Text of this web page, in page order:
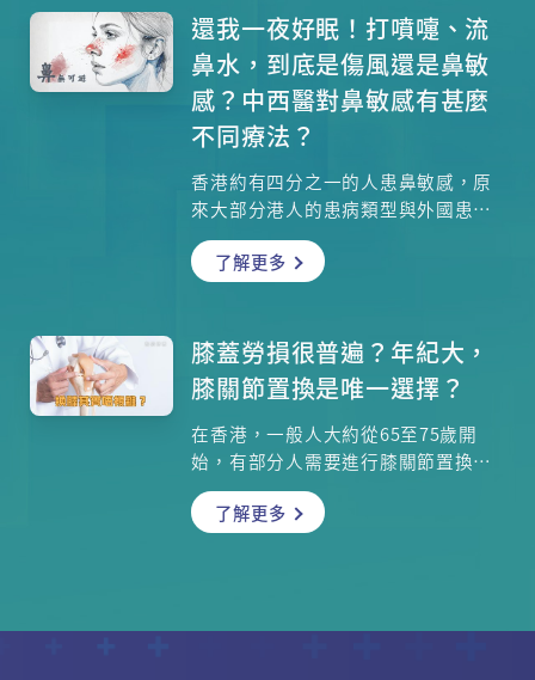
去，欣賞一下大自然的鬼斧神功，與
這裏的三大奇石：魔爪石、幽靈石、
犬頭石打打卡吧！
還我一夜好眠！打噴嚏、流
鼻水，到底是傷風還是鼻敏
感？中西醫對鼻敏感有甚麼
不同療法？
香港約有四分之一的人患鼻敏感，原
來大部分港人的患病類型與外國患者
並不一樣。雖然症狀只是打噴嚏、流
鼻水，對日常生活也會造成頗大影
致鼻水倒流，大大影響睡眠質素，有
甚麼方法可以關掉鼻子的水龍頭，還
給患者一夜好眠？治療方面，服用抗
敏藥、噴鼻劑、洗鼻、針灸，甚至手
術，哪些病人適合使用哪種療法？
了解更多
膝蓋勞損很普遍？年紀大，
膝關節置換是唯一選擇？
在香港，一般人大約從65至75歲開
始，有部分人需要進行膝關節置換手
術，其中又以女性人數比男性多。到
底膝蓋關節的結構如何？常見的勞損
以回復正常生活？骨科專科醫生、香
了解更多